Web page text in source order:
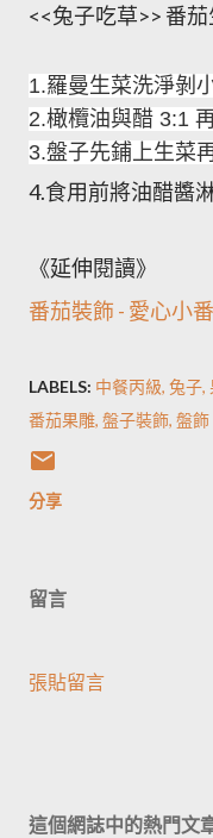
<<兔子吃草>> 番
1.羅曼生菜洗淨剝
2.橄欖油與醋 3:1
3.盤子先鋪上生菜
4.食用前將油醋醬
《延伸閱讀》
番茄裝飾 - 愛心小
LABELS: 中餐丙級 兔子
番茄果雕 盤子裝飾 盤飾
分享
留言
張貼留言
這個網誌中的熱門文